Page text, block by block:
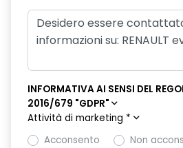
INFORMATIVA AI SENSI DEL
2016/679 "GDPR"
Attività di marketing *
Acconsento
Non